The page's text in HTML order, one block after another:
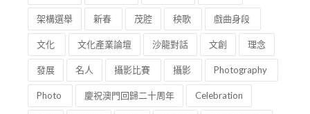
架構選舉 新春 茂腔 秧歌 戲曲身段
文化 文化產業論壇 沙龍對話 文創 理念
發展 名人 攝影比賽 攝影 Photography
Photo 慶祝澳門回歸二十周年 Celebration